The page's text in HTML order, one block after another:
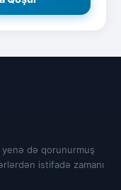
də qorunurmuş
istifadə zamanı